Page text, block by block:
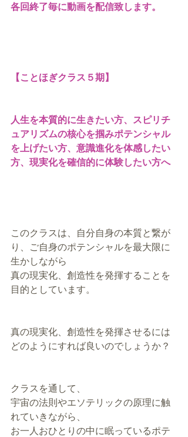
各回終了毎に動画を配信致します。
【ことほぎクラス５期】
人生を本質的に生きたい方、スピリチ
ュアリズムの核心を掴みポテンシャル
を上げたい方、意識進化を体感したい
方、現実化を確信的に体験したい方へ
このクラスは、自分自身の本質と繋が
り、ご自身のポテンシャルを最大限に
生かしながら
真の現実化、創造性を発揮することを
目的としています。
真の現実化、創造性を発揮させるには
どのようにすれば良いのでしょうか？
クラスを通して、
宇宙の法則やエソテリックの原理に触
れていきながら、
お一人おひとりの中に眠っているポテ